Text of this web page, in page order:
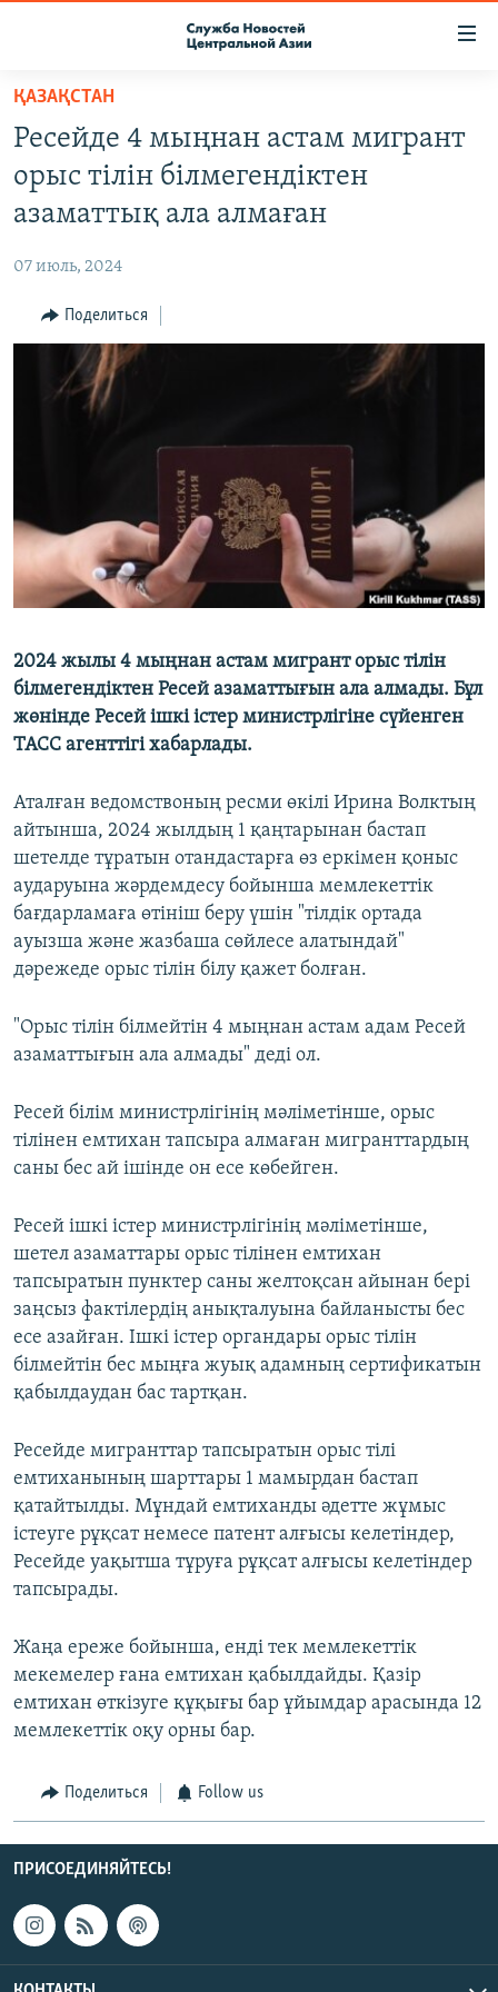
Вернуться
основному
содержанию
Вернутся
главной
Вернутся
ПОДПИСКА
КОНТАКТЫ
НАСТОЯЩЕЕ ВРЕМЯ
МИГРАНТ МЕДИА
ҚАЗАҚСТАН
Ресейде 4 мыңнан астам мигрант
орыс тілін білмегендіктен
азаматтық ала алмаған
07 июль, 2024
Поделиться
2024 жылы 4 мыңнан астам мигрант орыс тілін
білмегендіктен Ресей азаматтығын ала алмады. Бұл
жөнінде Ресей ішкі істер министрлігіне сүйенген
ТАСС агенттігі хабарлады.
Аталған ведомствоның ресми өкілі Ирина Волктың
айтынша, 2024 жылдың 1 қаңтарынан бастап
шетелде тұратын отандастарға өз еркімен қоныс
аударуына жәрдемдесу бойынша мемлекеттік
бағдарламаға өтініш беру үшін "тілдік ортада
ауызша және жазбаша сөйлесе алатындай"
дәрежеде орыс тілін білу қажет болған.
"Орыс тілін білмейтін 4 мыңнан астам адам Ресей
азаматтығын ала алмады" деді ол.
Ресей білім министрлігінің мәліметінше, орыс
тілінен емтихан тапсыра алмаған мигранттардың
саны бес ай ішінде он есе көбейген.
Ресей ішкі істер министрлігінің мәліметінше,
шетел азаматтары орыс тілінен емтихан
тапсыратын пунктер саны желтоқсан айынан бері
заңсыз фактілердің анықталуына байланысты бес
есе азайған. Ішкі істер органдары орыс тілін
білмейтін бес мыңға жуық адамның сертификатын
қабылдаудан бас тартқан.
Ресейде мигранттар тапсыратын орыс тілі
емтиханының шарттары 1 мамырдан бастап
қатайтылды. Мұндай емтиханды әдетте жұмыс
істеуге рұқсат немесе патент алғысы келетіндер,
Ресейде уақытша тұруға рұқсат алғысы келетіндер
тапсырады.
Жаңа ереже бойынша, енді тек мемлекеттік
мекемелер ғана емтихан қабылдайды. Қазір
емтихан өткізуге құқығы бар ұйымдар арасында 12
мемлекеттік оқу орны бар.
Поделиться Follow us
ПРИСОЕДИНЯЙТЕСЬ!